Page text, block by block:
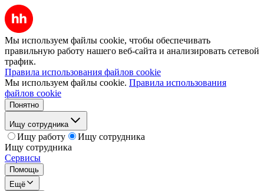
Мы используем файлы cookie, чтобы обеспечивать
правильную работу нашего веб-сайта и анализировать сетевой
трафик.
Правила использования файлов cookie
Мы используем файлы cookie. Правила использования
файлов cookie
Понятно
Ищу сотрудника
Ищу работу
Ищу сотрудника
Ищу сотрудника
Сервисы
Помощь
Ещё